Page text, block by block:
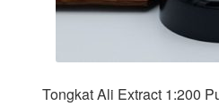
Tongkat Ali Extract 1:200